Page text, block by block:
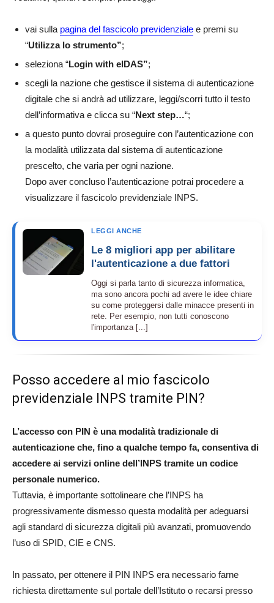
vai sulla pagina del fascicolo previdenziale e premi su
“Utilizza lo strumento”;
seleziona “Login with eIDAS”;
scegli la nazione che gestisce il sistema di autenticazione
digitale che si andrà ad utilizzare, leggi/scorri tutto il testo
dell’informativa e clicca su “Next step…“;
a questo punto dovrai proseguire con l’autenticazione con
la modalità utilizzata dal sistema di autenticazione
prescelto, che varia per ogni nazione.
Dopo aver concluso l’autenticazione potrai procedere a
visualizzare il fascicolo previdenziale INPS.
LEGGI ANCHE
Le 8 migliori app per abilitare
l'autenticazione a due fattori
Oggi si parla tanto di sicurezza informatica,
ma sono ancora pochi ad avere le idee chiare
su come proteggersi dalle minacce presenti in
rete. Per esempio, non tutti conoscono
l'importanza [...]
Posso accedere al mio fascicolo
previdenziale INPS tramite PIN?
L’accesso con PIN è una modalità tradizionale di
autenticazione che, fino a qualche tempo fa, consentiva di
accedere ai servizi online dell’INPS tramite un codice
personale numerico.
Tuttavia, è importante sottolineare che l’INPS ha
progressivamente dismesso questa modalità per adeguarsi
agli standard di sicurezza digitali più avanzati, promuovendo
l’uso di SPID, CIE e CNS.
In passato, per ottenere il PIN INPS era necessario farne
richiesta direttamente sul portale dell’Istituto o recarsi presso